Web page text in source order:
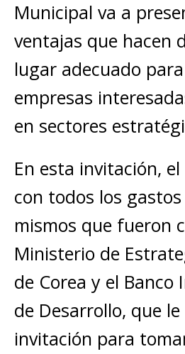
Municipal va a
ventajas que hacen
lugar adecuado
empresas
en sectores
En esta invitación,
con todos los
mismos que fueron
Ministerio de
de Corea y el Banco
de Desarrollo, que
invitación para